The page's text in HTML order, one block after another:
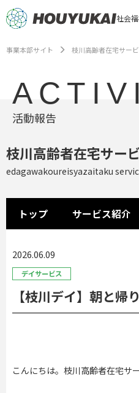
社会
事業本部サイト 枝川高齢者在宅サー
活動報告
枝川高齢者在宅サー
edagawakoureisyazaitaku
トップ サービス紹介
2026.06.09
デイサービス
【枝川デイ】朝と帰
こんにちは。枝川高齢者在宅サ